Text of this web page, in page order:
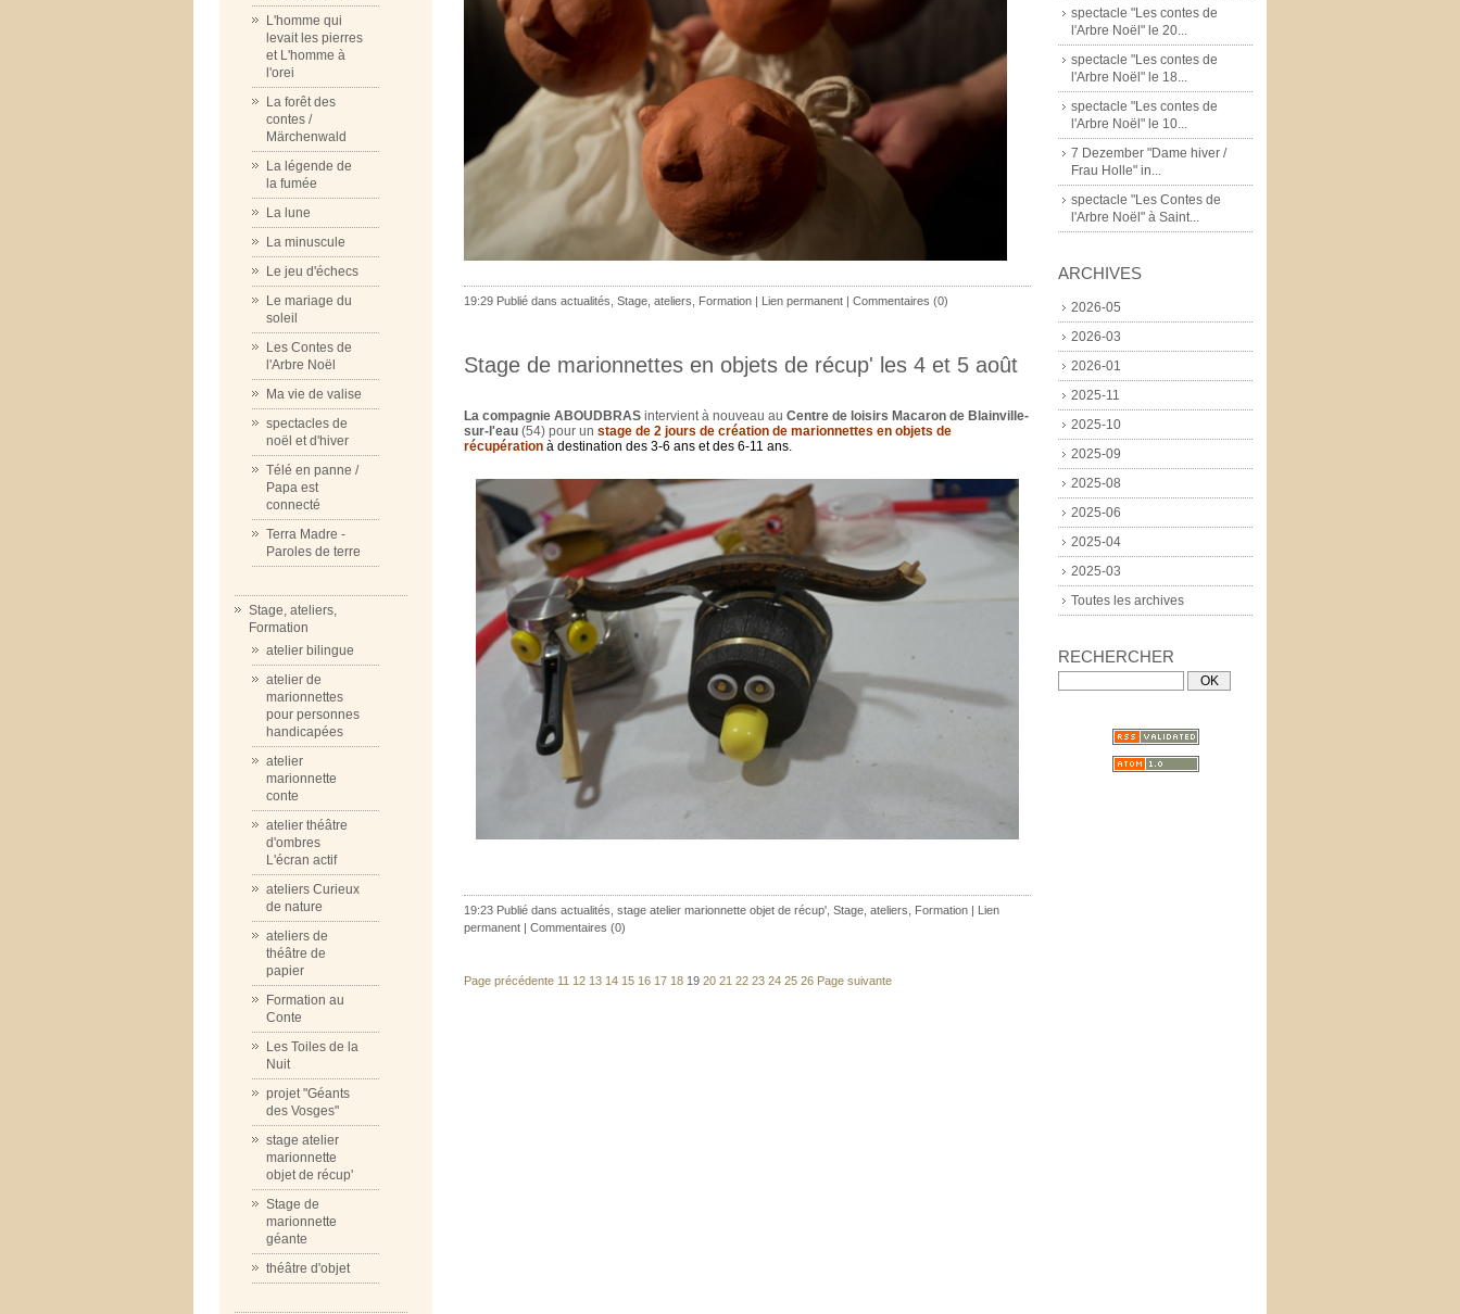
L'homme qui
levait les pierres
et L'homme à
l'orei
La forêt des
contes /
Märchenwald
La légende de
la fumée
La lune
La minuscule
Le jeu d'échecs
Le mariage du
soleil
Les Contes de
l'Arbre Noël
Ma vie de valise
spectacles de
noël et d'hiver
Télé en panne /
Papa est
connecté
Terra Madre -
Paroles de terre
Stage, ateliers,
Formation
atelier bilingue
atelier de
marionnettes
pour personnes
handicapées
atelier
marionnette
conte
atelier théâtre
d'ombres
L'écran actif
ateliers Curieux
de nature
ateliers de
théâtre de
papier
Formation au
Conte
Les Toiles de la
Nuit
projet "Géants
des Vosges"
stage atelier
marionnette
objet de récup'
Stage de
marionnette
géante
théâtre d'objet
spectacle "Les contes de
l'Arbre Noël" le 20...
spectacle "Les contes de
l'Arbre Noël" le 18...
spectacle "Les contes de
l'Arbre Noël" le 10...
7 Dezember "Dame hiver /
Frau Holle" in...
spectacle "Les Contes de
l'Arbre Noël" à Saint...
ARCHIVES
2026-05
2026-03
2026-01
2025-11
2025-10
2025-09
2025-08
2025-06
2025-04
2025-03
Toutes les archives
RECHERCHER
19:29 Publié dans actualités Stage, ateliers, Formation Lien permanent Commentaires (0)
Stage de marionnettes en objets de récup' les 4 et 5 août
La compagnie ABOUDBRAS intervient à nouveau au Centre de loisirs Macaron de Blainville-
sur-l'eau (54) pour un stage de 2 jours de création de marionnettes en objets de
récupération à destination des 3-6 ans et des 6-11 ans.
19:23 Publié dans actualités stage atelier marionnette objet de récup' Stage, ateliers, Formation | Lien
permanent | Commentaires (0)
Page précédente 11 12 13 14 15 16 17 18 19 20 21 22 23 24 25 26 Page suivante